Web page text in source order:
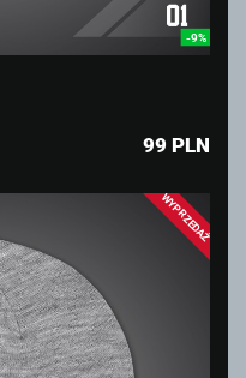
-9%
99 PLN
WYPRZEDAŻ